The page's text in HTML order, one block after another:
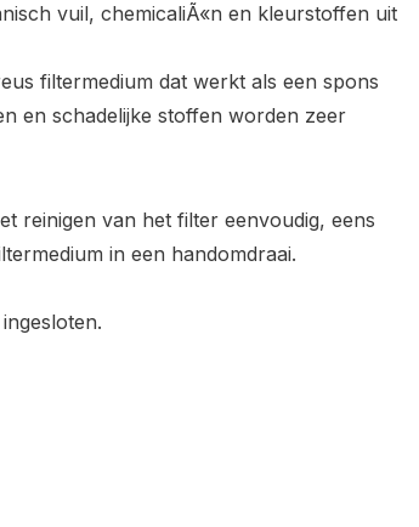
vuil, chemicaliÃ«n en kleurstoffen uit
filtermedium dat werkt als een spons
en schadelijke stoffen worden zeer
reinigen van het filter eenvoudig, eens
in een handomdraai.